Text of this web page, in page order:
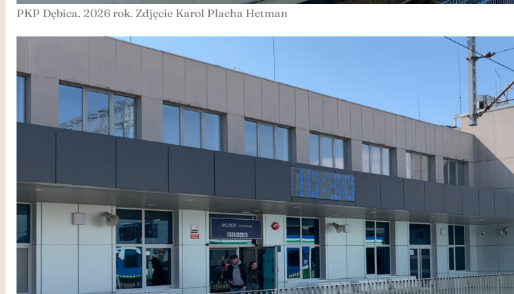
PKP Dębica. 2026 rok. Zdjęcie Karol Placha Hetman